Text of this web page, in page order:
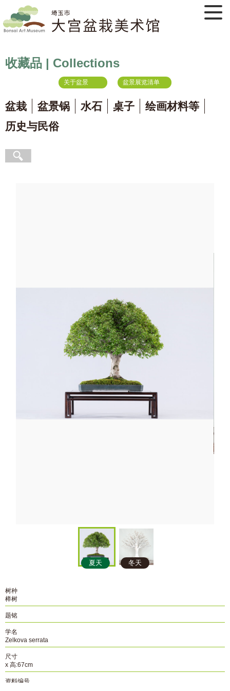
收藏品 | Collections
关于盆景 盆景展览清单
盆栽 盆景锅 水石 桌子
绘画材料等
历史与民俗
夏天 冬天
树种
榉树
题铭
学名
Zelkova serrata
尺寸
x 高:67cm
资料编号